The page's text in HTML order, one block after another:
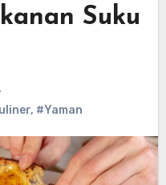
Suku
, #Yaman